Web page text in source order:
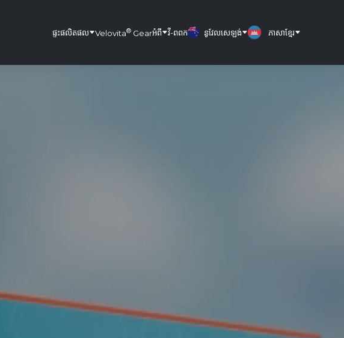
ផ្ទះផលិតផល Velovita® Gearអំពី វី-ពពក នូវែលសេឡង់ ភាសាខ្មែរ